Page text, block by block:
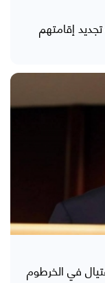
تسمح لوافدي 16 دولة تجديد إقامتهم
في الخرطوم